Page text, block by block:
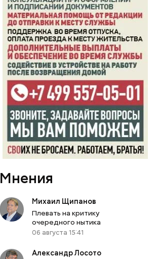
Мнения
Михаил Щипанов
Плевать на критику
очередного нытика
06 августа 15:41
Александр Лосото